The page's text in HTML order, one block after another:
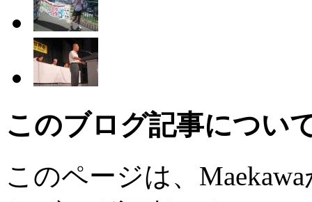
このブログ記事につい
このページは、